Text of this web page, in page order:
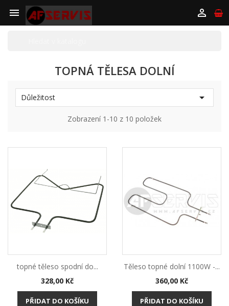
 
TOPNÁ TĚLESA DOLNÍ
Důležitost 
Zobrazení 1-10 z 10 položek
topné těleso spodní do...
Cena
328,00 Kč
PŘIDAT DO KOŠÍKU
Těleso topné dolní 1100W -...
Cena
360,00 Kč
PŘIDAT DO KOŠÍKU